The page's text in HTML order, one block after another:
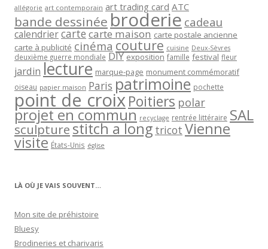
allégorie art contemporain art trading card ATC
bande dessinée broderie cadeau
calendriercartecarte maison carte postale ancienne
carte à publicité cinéma couture cuisine Deux-Sèvres
deuxième guerre mondiale DIY exposition famille festival fleur
jardin lecture marque-page monument commémoratif
oiseau papier maison Paris patrimoine pochette
point de croixPoitiers polar
projet en commun recyclage rentrée littéraire SAL
sculpturestitch a long tricot Vienne
visite États-Unis église
LÀ OÙ JE VAIS SOUVENT…
Mon site de préhistoire
Bluesy
Brodineries et charivaris